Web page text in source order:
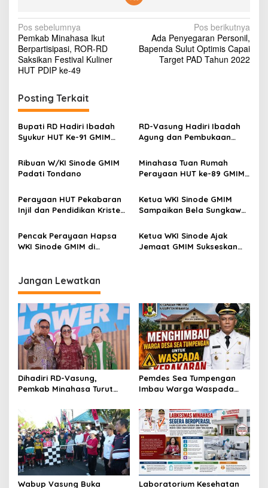
M
i
n
a
N
a
v
i
g
a
s
p
o
s
Pos sebelumnya
Pemkab Minahasa Ikut
Berpartisipasi, ROR-RD
Saksikan Festival Kuliner
HUT PDIP ke-49
Pos berikutnya
Ada Penyegaran Personil,
Bapenda Sulut Optimis Capai
Target PAD Tahun 2022
Posting Terkait
Bupati RD Hadiri Ibadah
Syukur HUT Ke-91 GMIM
RD-Vasung Hadiri Ibadah
Agung dan Pembukaan
Ribuan W/KI Sinode GMIM
Padati Tondano
Minahasa Tuan Rumah
Perayaan HUT ke-89 GMIM
Perayaan HUT Pekabaran
Injil dan Pendidikan Kristen
Ketua WKI Sinode GMIM
Sampaikan Bela Sungkawa
Peserta Hapsa
Pencak Perayaan Hapsa
WKI Sinode GMIM di
Ketua WKI Sinode Ajak
Jemaat GMIM Sukseskan
Jangan Lewatkan
Dihadiri RD-Vasung,
Pemkab Minahasa Turut
Pemdes Sea Tumpengan
Imbau Warga Waspada
Wabup Vasung Buka Laboratorium Kesehatan